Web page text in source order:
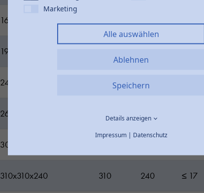
166x166x126
198x198x148
240x240x175 175
265x265x185 265
305x305x220
310x310x240 310 240 ≤ 17
Marketing
Alle auswählen
Ablehnen
Speichern
Details anzeigen
Impressum| Datenschutz